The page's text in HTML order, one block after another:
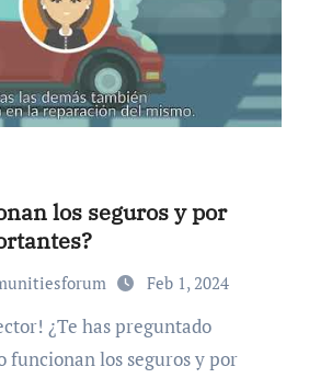
los seguros y por
Feb 1, 2024
funcionan los seguros y por